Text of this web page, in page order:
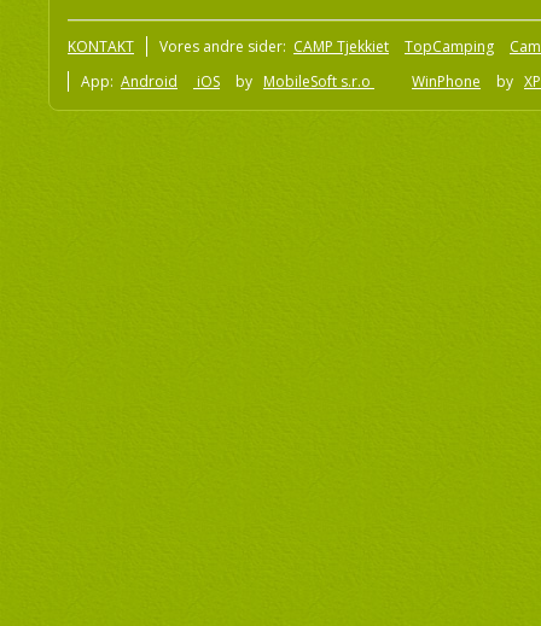
KONTAKT Vores andre sider: CAMP Tjekkiet TopCamping
App: Android iOS by MobileSoft s.r.o WinPhone by